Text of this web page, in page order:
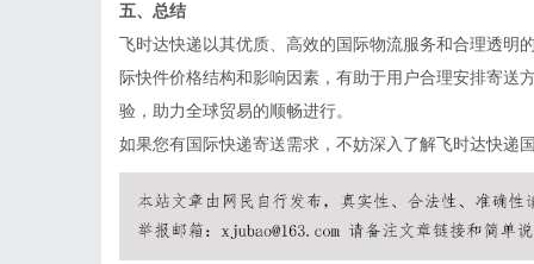
五、总结
飞时达快递以其优质、高效的国际物流服务和合理透明
际快件价格结构和影响因素，有助于用户合理安排寄送
验，助力全球贸易的顺畅进行。
如果您有国际快递寄送需求，不妨深入了解飞时达快递